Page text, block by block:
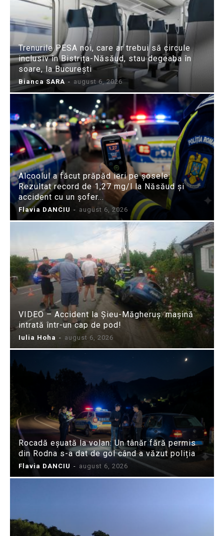
Trenurile PESA noi, care ar trebui să circule
inclusiv în Bistrița-Năsăud, stau degeaba în
soare, la București
Bianca SARA - august 6, 2026
Alcoolul a făcut prăpăd ieri pe șosele:
Rezultat record de 1,27 mg/l la Năsăud și
accident cu un șofer...
Flavia DANCIU - august 6, 2026
VIDEO – Accident la Șieu-Măgheruș: mașină
intrată într-un cap de pod!
Iulia Hoha - august 6, 2026
Rocadă eșuată la volan: Un tânăr fără permis
din Rodna s-a dat de gol când a văzut poliția
Flavia DANCIU - august 6, 2026